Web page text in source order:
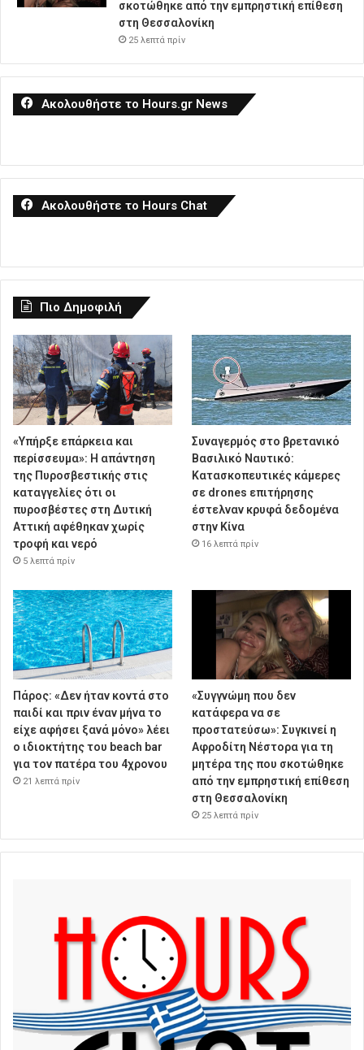
σκοτώθηκε από την εμπρηστική επίθεση
στη Θεσσαλονίκη
25 λεπτά πρίν
Ακολουθήστε το Hours.gr News
Ακολουθήστε το Hours Chat
Πιο Δημοφιλή
«Υπήρξε επάρκεια και
περίσσευμα»: Η απάντηση
της Πυροσβεστικής στις
καταγγελίες ότι οι
πυροσβέστες στη Δυτική
Αττική αφέθηκαν χωρίς
τροφή και νερό
5 λεπτά πρίν
Συναγερμός στο βρετανικό
Βασιλικό Ναυτικό:
Κατασκοπευτικές κάμερες
σε drones επιτήρησης
έστελναν κρυφά δεδομένα
στην Κίνα
16 λεπτά πρίν
Πάρος: «Δεν ήταν κοντά στο
παιδί και πριν έναν μήνα το
είχε αφήσει ξανά μόνο» λέει
ο ιδιοκτήτης του beach bar
για τον πατέρα του 4χρονου
21 λεπτά πρίν
«Συγγνώμη που δεν
κατάφερα να σε
προστατεύσω»: Συγκινεί η
Αφροδίτη Νέστορα για τη
μητέρα της που σκοτώθηκε
από την εμπρηστική επίθεση
στη Θεσσαλονίκη
25 λεπτά πρίν